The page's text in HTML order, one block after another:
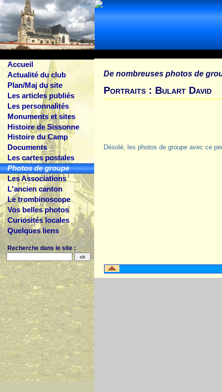
Accueil
Actualité du club
Plan/Maj du site
Les articles publiés
Les personnalités
Monuments et sites
Histoire de Sissonne
Histoire du Camp
Documents
Les cartes postales
Photos de groupe
Les Associations
L'ancien canton
Le trombinoscope
Vos belles photos
Curiosités locales
Quelques liens
Recherche dans le site :
De nombreuses photos de
Portraits : Bulart David
Désolé, les photos de groupe avec ce